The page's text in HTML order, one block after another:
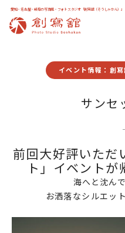
愛知・名古屋・岐阜の写真館・フォトスタジオ「創寫舘（そうしゃかん）」
イベント情報：創
サンセ
前回大好評いただ
ト」イベントが
海へと沈ん
お洒落なシルエッ